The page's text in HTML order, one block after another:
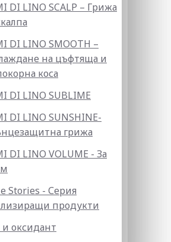
DI LINO SCALP – Грижа
DI LINO SMOOTH –
на цъфтяща и
коса
DI LINO SUBLIME
DI LINO SUNSHINE-
грижа
DI LINO VOLUME - За
Stories - Серия
продукти
и оксидант